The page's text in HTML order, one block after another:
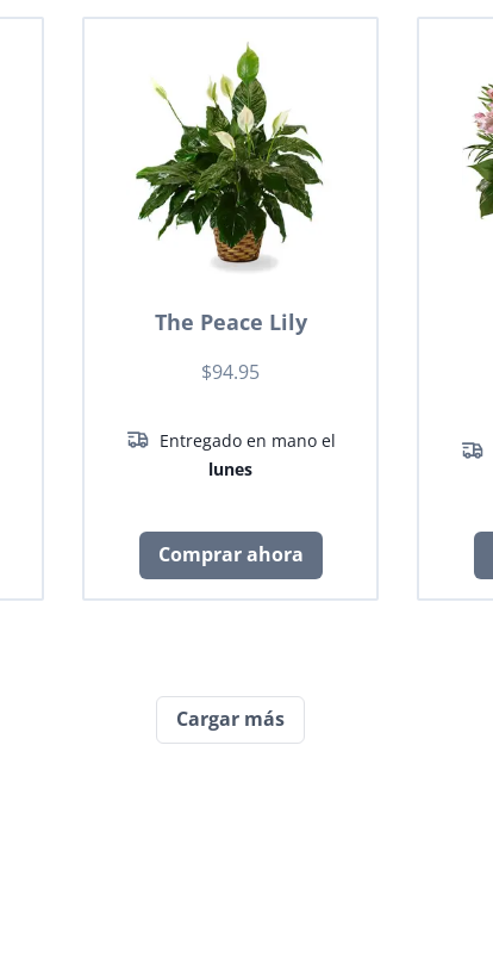
The Peace Lily
$94.95
Entregado en mano el
lunes
Comprar ahora
Cargar más